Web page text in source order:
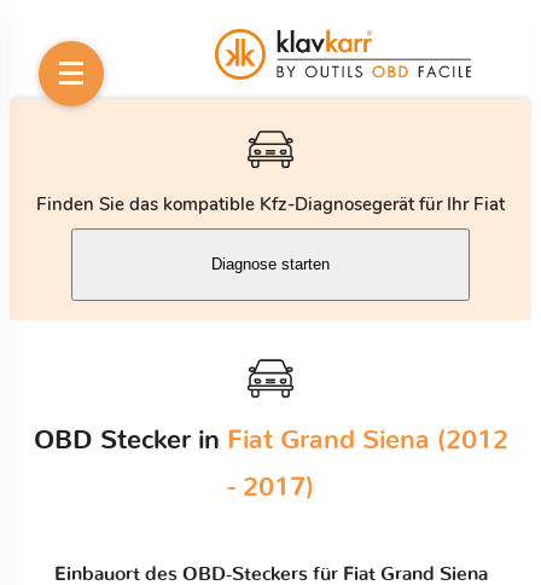
Finden Sie das kompatible Kfz-Diagnosegerät für Ihr Fiat
Diagnose starten
OBD Stecker in Fiat Grand Siena (2012
- 2017)
Einbauort des OBD-Steckers für Fiat Grand Siena